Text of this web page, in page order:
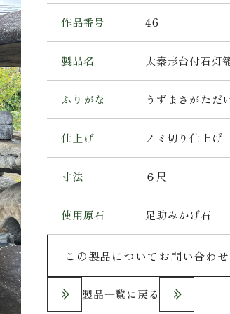
作品番号 46
製品名 太秦形台付石灯
ふりがな うずまさがただ
仕上げ ノミ切り仕上げ
寸法 ６尺
使用原石 足助みかげ石
この製品についてお問い合わせ
製品一覧に戻る